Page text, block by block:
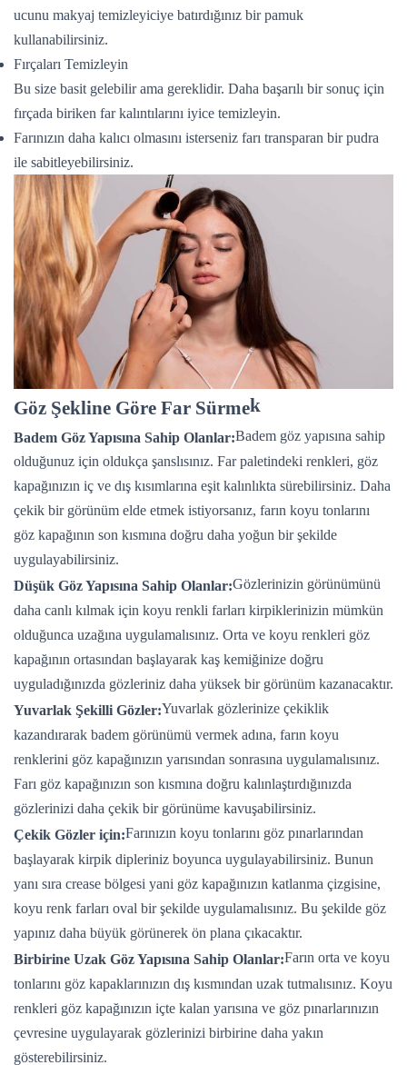
ucunu makyaj temizleyiciye batırdığınız bir pamuk
kullanabilirsiniz.
Fırçaları Temizleyin
Bu size basit gelebilir ama gereklidir. Daha başarılı bir sonuç için
fırçada biriken far kalıntılarını iyice temizleyin.
Farınızın daha kalıcı olmasını isterseniz farı transparan bir pudra
ile sabitleyebilirsiniz.
Göz Şekline Göre Far Sürmek
Badem Göz Yapısına Sahip Olanlar:Badem göz yapısına sahip
olduğunuz için oldukça şanslısınız. Far paletindeki renkleri, göz
kapağınızın iç ve dış kısımlarına eşit kalınlıkta sürebilirsiniz. Daha
çekik bir görünüm elde etmek istiyorsanız, farın koyu tonlarını
göz kapağının son kısmına doğru daha yoğun bir şekilde
uygulayabilirsiniz.
Düşük Göz Yapısına Sahip Olanlar:Gözlerinizin görünümünü
daha canlı kılmak için koyu renkli farları kirpiklerinizin mümkün
olduğunca uzağına uygulamalısınız. Orta ve koyu renkleri göz
kapağının ortasından başlayarak kaş kemiğinize doğru
uyguladığınızda gözleriniz daha yüksek bir görünüm kazanacaktır.
Yuvarlak Şekilli Gözler:Yuvarlak gözlerinize çekiklik
kazandırarak badem görünümü vermek adına, farın koyu
renklerini göz kapağınızın yarısından sonrasına uygulamalısınız.
Farı göz kapağınızın son kısmına doğru kalınlaştırdığınızda
gözlerinizi daha çekik bir görünüme kavuşabilirsiniz.
Çekik Gözler için:Farınızın koyu tonlarını göz pınarlarından
başlayarak kirpik dipleriniz boyunca uygulayabilirsiniz. Bunun
yanı sıra crease bölgesi yani göz kapağınızın katlanma çizgisine,
koyu renk farları oval bir şekilde uygulamalısınız. Bu şekilde göz
yapınız daha büyük görünerek ön plana çıkacaktır.
Birbirine Uzak Göz Yapısına Sahip Olanlar:Farın orta ve koyu
tonlarını göz kapaklarınızın dış kısmından uzak tutmalısınız. Koyu
renkleri göz kapağınızın içte kalan yarısına ve göz pınarlarınızın
çevresine uygulayarak gözlerinizi birbirine daha yakın
gösterebilirsiniz.